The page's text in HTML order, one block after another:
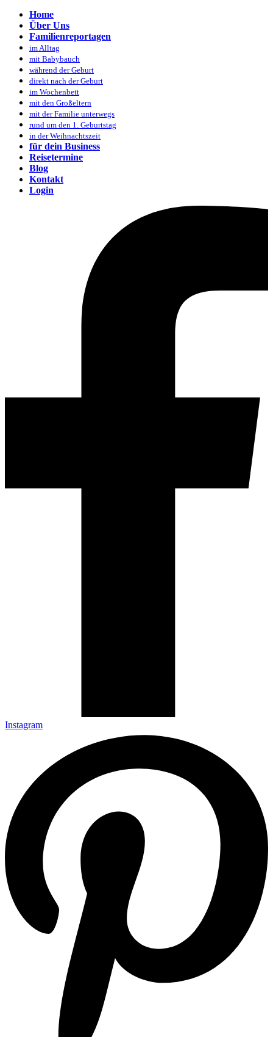
Home
Über Uns
Familienreportagen
im Alltag
mit Babybauch
während der Geburt
direkt nach der Geburt
im Wochenbett
mit den Großeltern
mit der Familie unterwegs
rund um den 1. Geburtstag
in der Weihnachtszeit
für dein Business
Reisetermine
Blog
Kontakt
Login
Instagram